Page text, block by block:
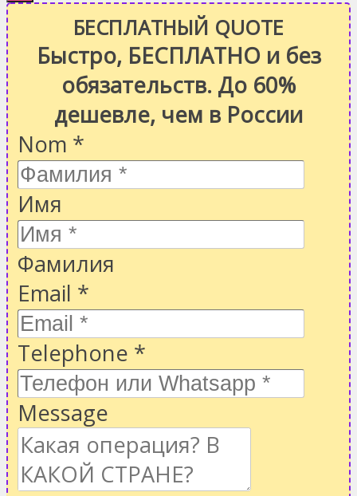
БЕСПЛАТНЫЙ QUOTE
Быстро, БЕСПЛАТНО и без
обязательств. До 60%
дешевле, чем в России
Nom *
Имя
Фамилия
Email *
Telephone *
Message